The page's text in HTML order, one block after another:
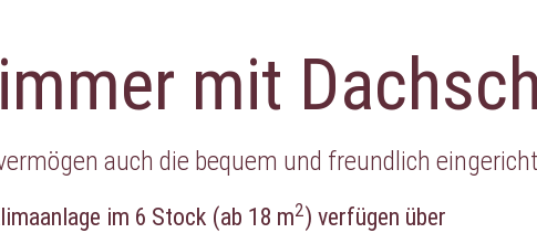
mit
auch die bequem und freundlich
im 6 Stock (ab 18 m2) verfügen über